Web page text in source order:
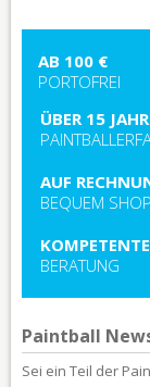
AB 100 €
PORTOFREI
ÜBER 15
AUF
BEQUEM
KOMPETENTE
BERATUNG
Paintball
Sei ein Teil der